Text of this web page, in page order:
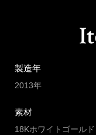
製造年
2013年
素材
18Kホワイトゴールド